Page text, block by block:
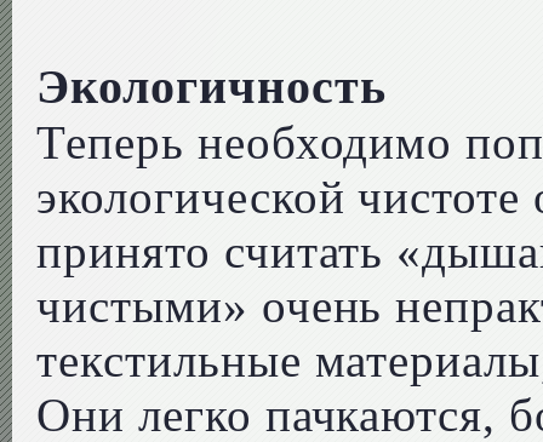
Экологичность
Теперь необходимо
экологической
принято считать
чистыми» очень
текстильные
Они легко пачкаются,